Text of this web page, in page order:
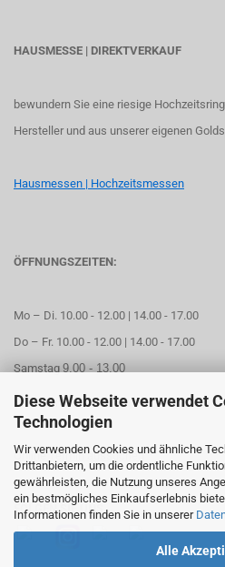
Diese Webseite verwendet
Technologien
Wir verwenden Cookies und ähnliche
Drittanbietern, um die ordentliche
gewährleisten, die Nutzung unseres
ein bestmögliches Einkaufserlebnis
Informationen finden Sie in unserer
Alle
HAUSMESSE | DIREKTVERKAUF
bewundern Sie eine riesige
Hersteller und aus unserer eigenen
Hausmessen | Hochzeitsmessen
ÖFFNUNGSZEITEN:
Mo – Di. 10.00 - 12.00 | 14.00 - 17.00
Do – Fr. 10.00 - 12.00 | 14.00 - 17.00
Samstag 9.00 - 13.00
Mittwoch geschlossen
Online Termin aussuchen
FOLGEN SIE UNS